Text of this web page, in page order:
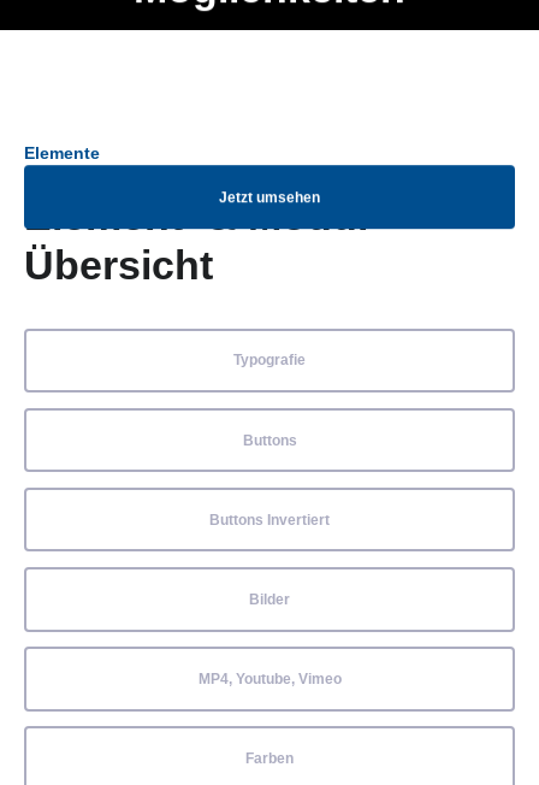
Jetzt umsehen
Elemente
Element- & Modul-
Übersicht
Typografie
Buttons
Buttons Invertiert
Bilder
MP4, Youtube, Vimeo
Farben